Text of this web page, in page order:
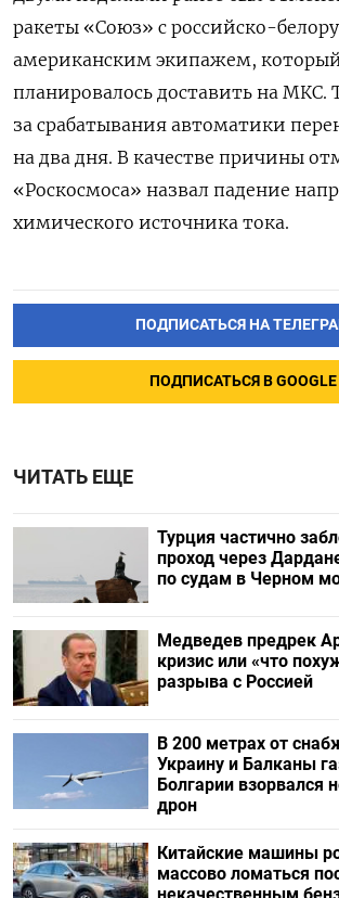
ракеты «Союз» с российско-
американским экипажем,
планировалось доставить на МКС.
за срабатывания автоматики
на два дня. В качестве причины
«Роскосмоса» назвал падение
химического источника тока.
ПОДПИСАТЬСЯ НА
ПОДПИСАТЬСЯ В GOOGLE
ЧИТАТЬ ЕЩЕ
Турция частично
проход через
по судам в Черном
Медведев предрек
кризис или «что
разрыва с Россией
В 200 метрах от
Украину и Балканы
Болгарии взорвался
дрон
Китайские машины
массово ломаться